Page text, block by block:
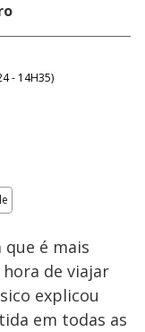
- 14H35)
é mais
de viajar
explicou
em todas as